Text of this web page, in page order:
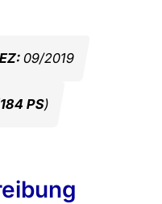
EZ:09/2019
PS)